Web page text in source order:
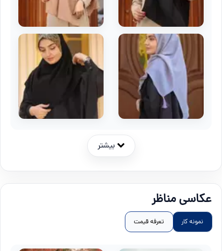
بیشتر
عکاسی مناظر
نمونه کار تعرفه قیمت